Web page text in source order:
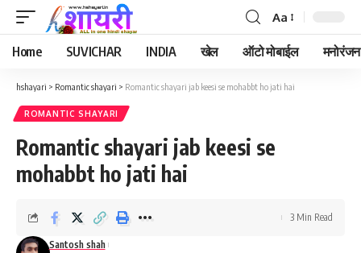
Font
Resizer
Aa
Home SUVICHAR INDIA खेल ऑटो मोबाईल मनोरंजन
hshayari > Romantic shayari > Romantic shayari jab keesi se mohabbt ho jati hai
ROMANTIC SHAYARI
Romantic shayari jab keesi se
mohabbt ho jati hai
Santosh shah
3 Min Read